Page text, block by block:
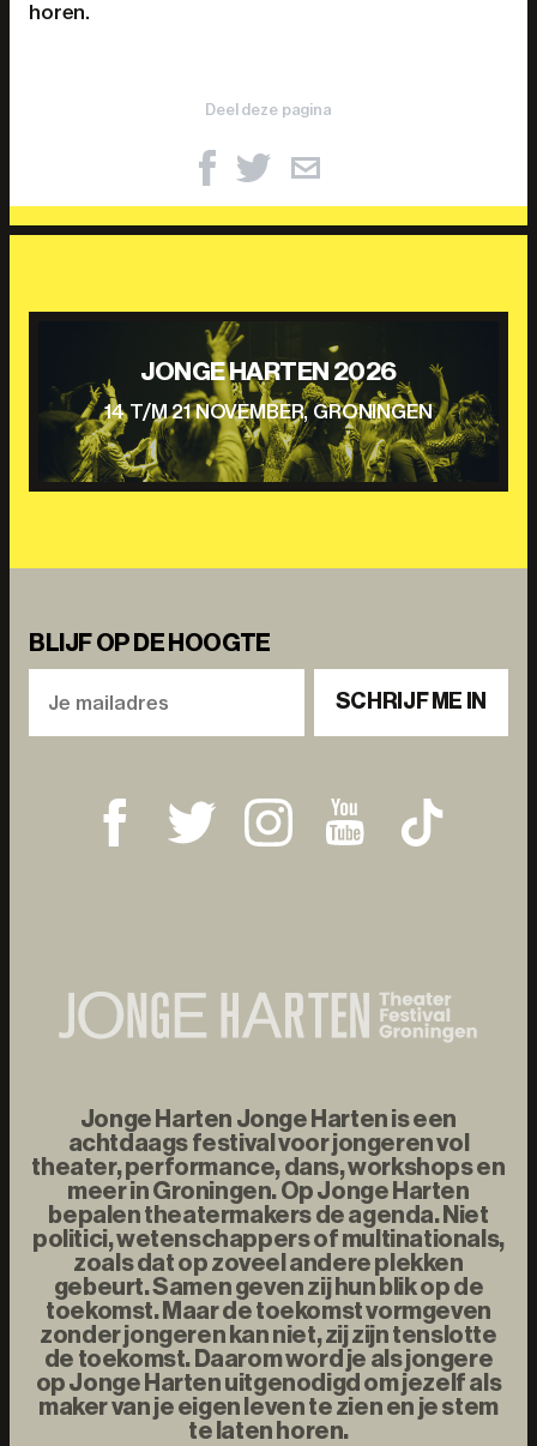
horen.
Deel deze pagina
JONGE HARTEN 2026
14 T/M 21 NOVEMBER, GRONINGEN
BLIJF OP DE HOOGTE
SCHRIJF ME IN
Jonge Harten Jonge Harten is een
achtdaags festival voor jongeren vol
theater, performance, dans, workshops en
meer in Groningen. Op Jonge Harten
bepalen theatermakers de agenda. Niet
politici, wetenschappers of multinationals,
zoals dat op zoveel andere plekken
gebeurt. Samen geven zij hun blik op de
toekomst. Maar de toekomst vormgeven
zonder jongeren kan niet, zij zijn tenslotte
de toekomst. Daarom word je als jongere
op Jonge Harten uitgenodigd om jezelf als
maker van je eigen leven te zien en je stem
te laten horen.